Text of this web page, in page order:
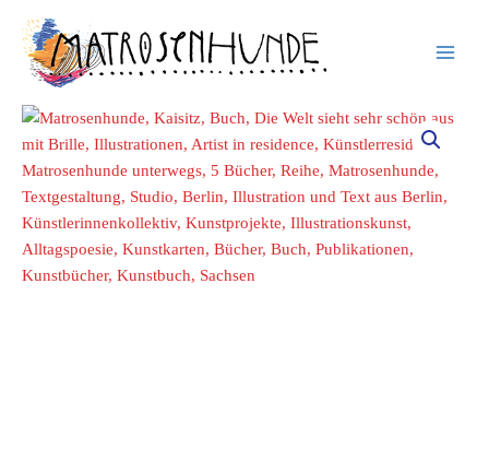
springen
Inhalt
springen
Buch
»Die
Welt
sieht
sehr
schön
aus